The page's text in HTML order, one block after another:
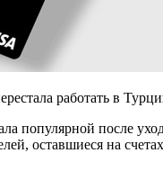
работать в
популярной после
оставшиеся на